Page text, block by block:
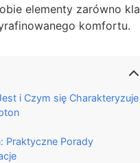
elementy zarówno
komfortu.
i Czym się Charakteryzuje
Praktyczne Porady